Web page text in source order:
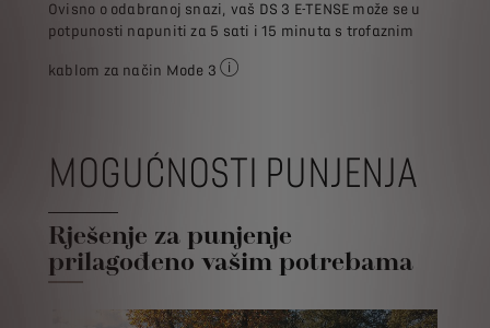
Ovisno o odabranoj snazi, vaš DS 3 E-TENSE može se u
potpunosti napuniti za 5 sati i 15 minuta s trofaznim
kablom za način Mode 3
MOGUĆNOSTI PUNJENJA
Rješenje za punjenje
prilagođeno vašim potrebama